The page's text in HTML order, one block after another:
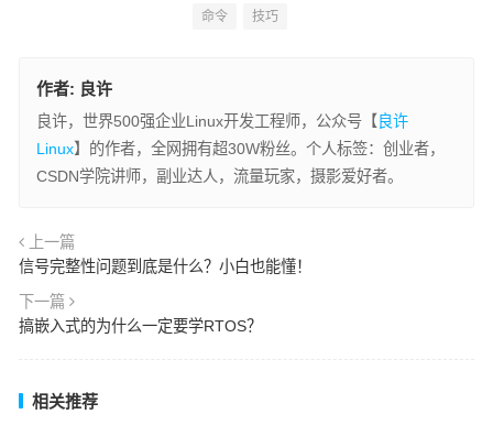
命令 技巧
作者: 良许
良许，世界500强企业Linux开发工程师，公众号【 良许
Linux】的作者，全网拥有超30W粉丝。个人标签：创业者，
CSDN学院讲师，副业达人，流量玩家，摄影爱好者。
上一篇
信号完整性问题到底是什么？小白也能懂！
下一篇
搞嵌入式的为什么一定要学RTOS？
相关推荐